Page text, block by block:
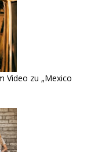
Video zu „Mexico